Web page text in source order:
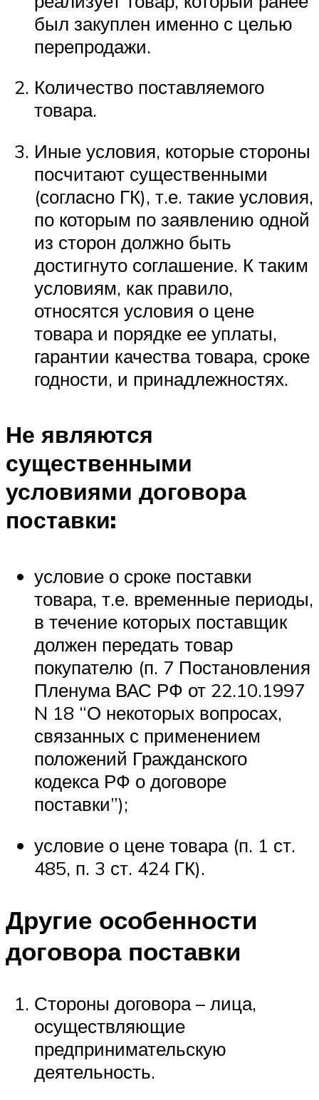
был закуплен именно с целью
перепродажи.
Количество поставляемого
товара.
Иные условия, которые стороны
посчитают существенными
(согласно ГК), т.е. такие условия,
по которым по заявлению одной
из сторон должно быть
достигнуто соглашение. К таким
условиям, как правило,
относятся условия о цене
товара и порядке ее уплаты,
гарантии качества товара, сроке
годности, и принадлежностях.
Не являются
существенными
условиями договора
поставки:
условие о сроке поставки
товара, т.е. временные периоды,
в течение которых поставщик
должен передать товар
покупателю (п. 7 Постановления
Пленума ВАС РФ от 22.10.1997
N 18 “О некоторых вопросах,
связанных с применением
положений Гражданского
кодекса РФ о договоре
поставки”);
условие о цене товара (п. 1 ст.
485, п. 3 ст. 424 ГК).
Другие особенности
договора поставки
Стороны договора – лица,
осуществляющие
предпринимательскую
деятельность.